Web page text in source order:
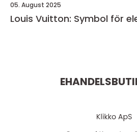
05. August 2025
Louis Vuitton: Symbol för